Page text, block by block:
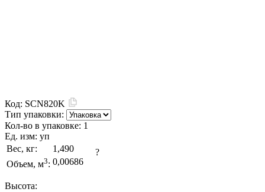
Код: SCN820K
Тип упаковки:
Кол-во в упаковке: 1
Ед. изм: уп
Вес, кг:
1,490
Объем, м3: 0,00686
?
Высота: